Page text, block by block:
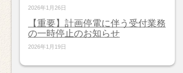
2026年1月26日
【重要】計画停電に伴う受付業務
の一時停止のお知らせ
2026年1月19日